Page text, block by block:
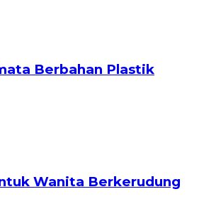
Berbahan Plastik
Wanita Berkerudung